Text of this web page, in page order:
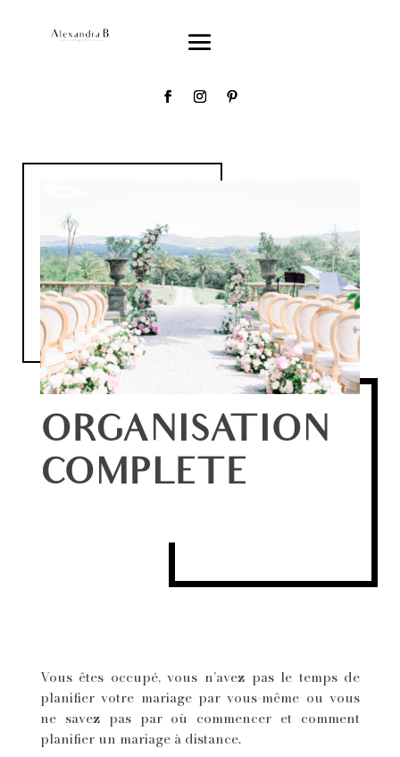
ORGANISATION
COMPLETE
Vous êtes occupé, vous n’avez pas le temps de
planifier votre mariage par vous-même ou vous
ne savez pas par où commencer et comment
planifier un mariage à distance.